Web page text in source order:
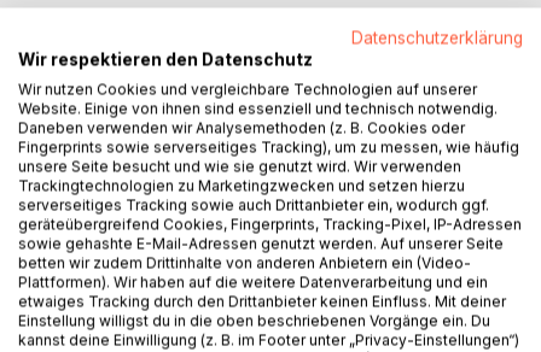
BESCHREIBUNG
Fragen Sie sich häufig, wie Sie Ihrem Leben mehr Energie
geben könnten?
Dieses Buch zeigt Ihnen einen harmonischen Verlauf für
Ihre Lebensfreude, die Sie mit der neuen,
geschmackvollen Ernährung positiv gestalten können. Es
ist ein Ausflug, eine Reise, in dem vielleicht wundervolle
Dinge geschehen. Betrachten Sie die neue
Ernährungsumgestaltung wie einen Flusslauf, auf dem Sie
Datenschutzerklärung
Wir respektieren den Datenschutz
Wir nutzen Cookies und vergleichbare Technologien auf unserer
Website. Einige von ihnen sind essenziell und technisch notwendig.
Daneben verwenden wir Analysemethoden (z. B. Cookies oder
Fingerprints sowie serverseitiges Tracking), um zu messen, wie häufig
unsere Seite besucht und wie sie genutzt wird. Wir verwenden
Trackingtechnologien zu Marketingzwecken und setzen hierzu
serverseitiges Tracking sowie auch Drittanbieter ein, wodurch ggf.
geräteübergreifend Cookies, Fingerprints, Tracking-Pixel, IP-Adressen
sowie gehashte E-Mail-Adressen genutzt werden. Auf unserer Seite
betten wir zudem Drittinhalte von anderen Anbietern ein (Video-
Plattformen). Wir haben auf die weitere Datenverarbeitung und ein
etwaiges Tracking durch den Drittanbieter keinen Einfluss. Mit deiner
Einstellung willigst du in die oben beschriebenen Vorgänge ein. Du
kannst deine Einwilligung (z. B. im Footer unter „Privacy-Einstellungen“)